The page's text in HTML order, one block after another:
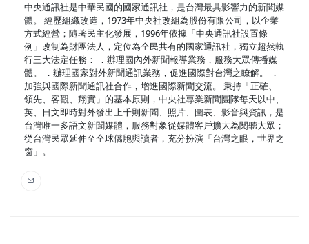
中央通訊社是中華民國的國家通訊社，是台灣最具影響力的新聞媒
體。 經歷組織改造，1973年中央社改組為股份有限公司，以企業
方式經營；隨著民主化發展，1996年依據「中央通訊社設置條
例」改制為財團法人，定位為全民共有的國家通訊社，獨立超然執
行三大法定任務： ．辦理國內外新聞報導業務，服務大眾傳播媒
體。 ．辦理國家對外新聞通訊業務，促進國際對台灣之瞭解。 ．
加強與國際新聞通訊社合作，增進國際新聞交流。 秉持「正確、
領先、客觀、翔實」的基本原則，中央社專業新聞團隊每天以中、
英、日文即時對外發出上千則新聞、照片、圖表、影音與資訊，是
台灣唯一多語文新聞媒體，服務對象從媒體客戶擴大為閱聽大眾；
從台灣民眾延伸至全球僑胞與讀者，充分扮演「台灣之眼，世界之
窗」。